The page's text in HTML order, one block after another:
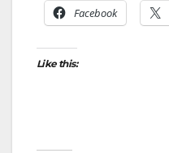
Facebook
Like this: